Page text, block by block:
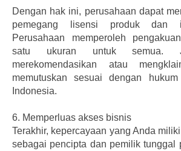
Dengan hak ini, perusahaan dapat
pemegang lisensi produk dan
Perusahaan memperoleh
satu ukuran untuk semua.
merekomendasikan atau
memutuskan sesuai dengan
Indonesia.
6. Memperluas akses bisnis
Terakhir, kepercayaan yang Anda
sebagai pencipta dan pemilik tunggal